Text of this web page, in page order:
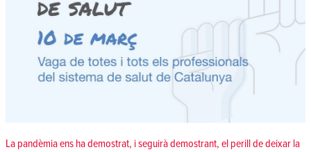
La pandèmia ens ha demostrat, i seguirà demostrant, el perill de deixar la